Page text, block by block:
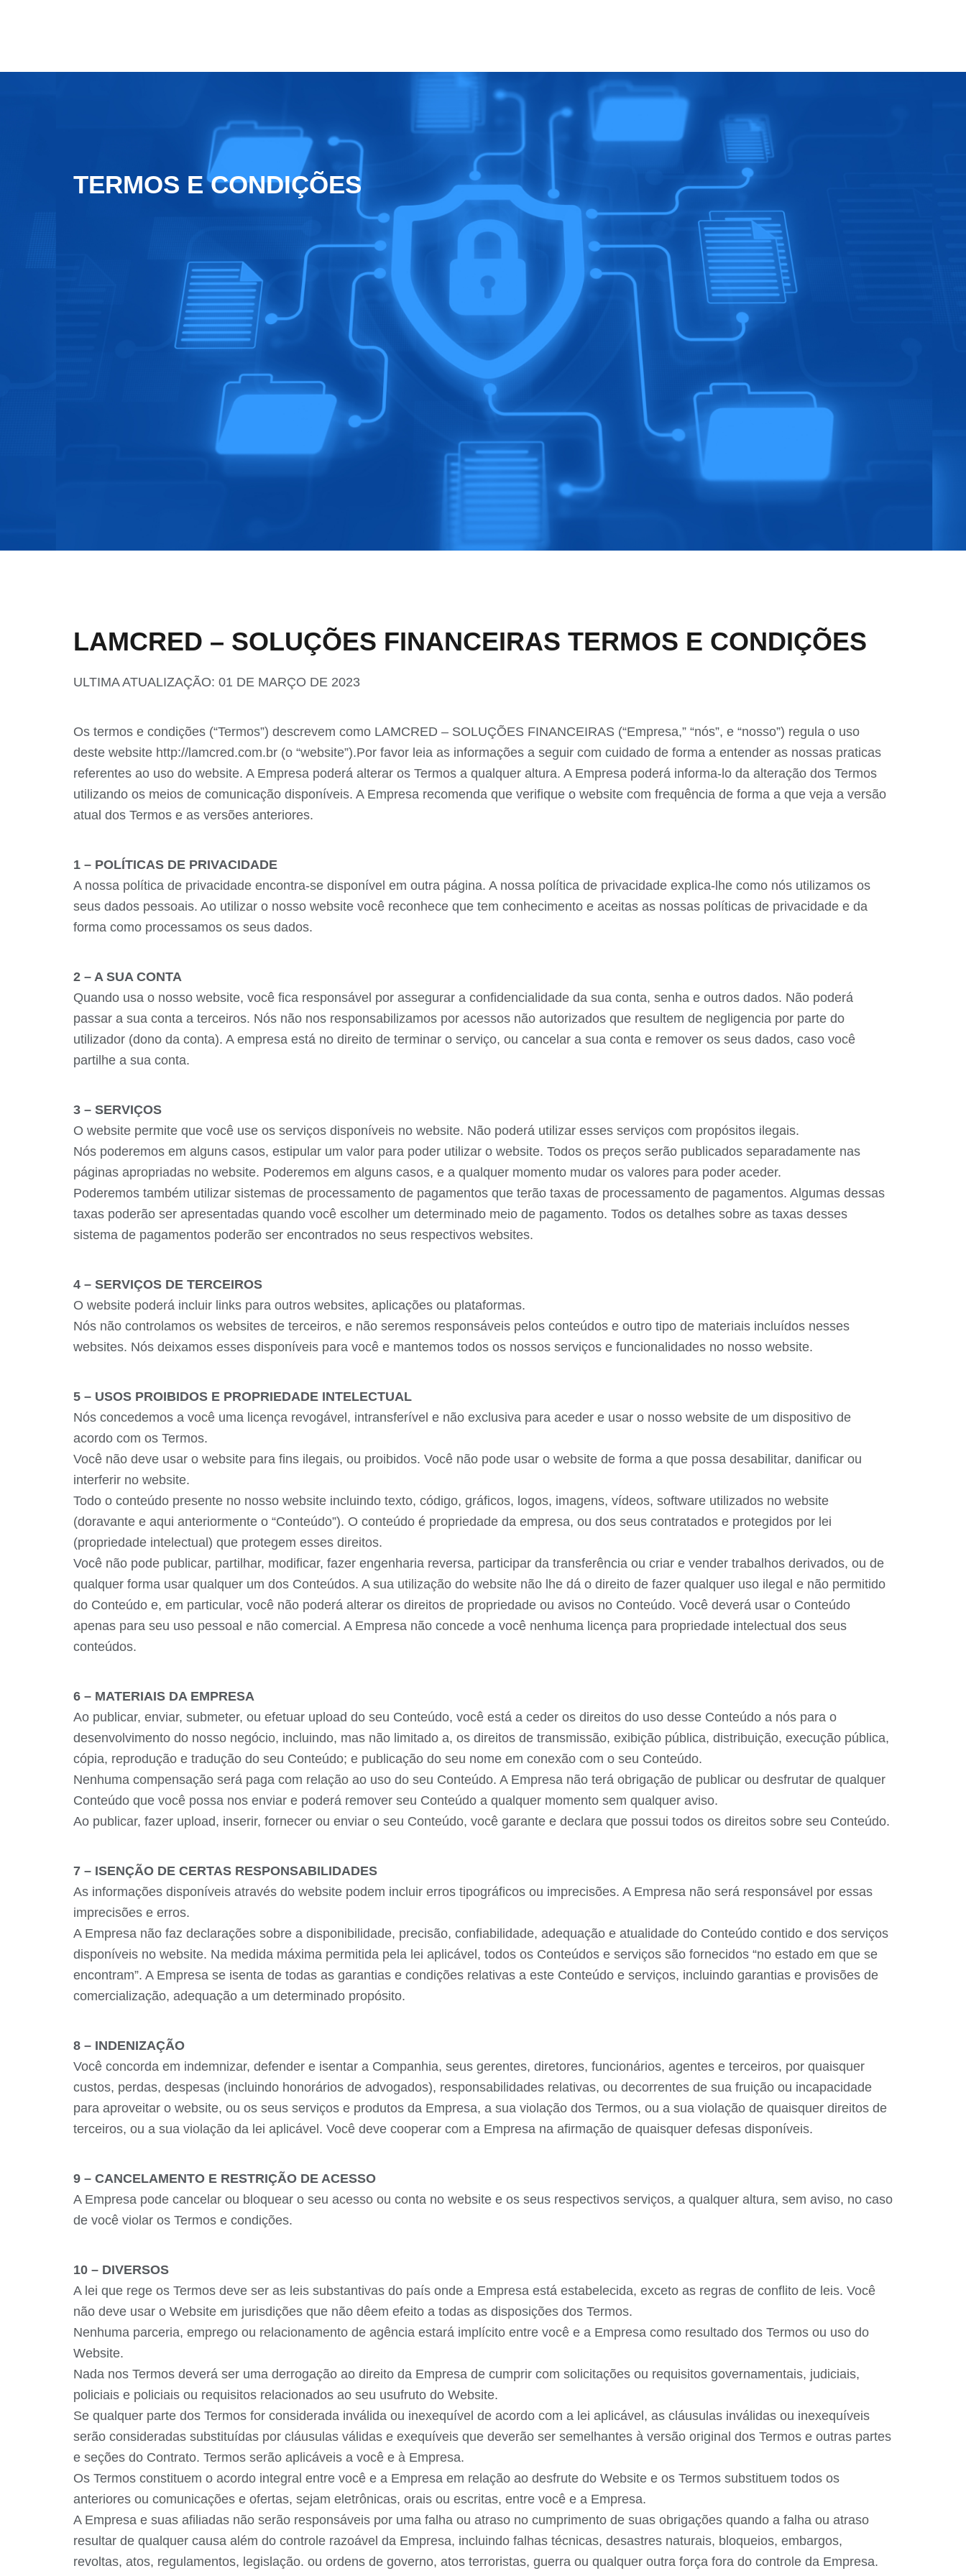
TERMOS E CONDIÇÕES
LAMCRED – SOLUÇÕES FINANCEIRAS TERMOS E CONDIÇÕES
ULTIMA ATUALIZAÇÃO: 01 DE MARÇO DE 2023
Os termos e condições (“Termos”) descrevem como LAMCRED – SOLUÇÕES FINANCEIRAS (“Empresa,” “nós”, e “nosso”) regula o uso
deste website http://lamcred.com.br (o “website”).Por favor leia as informações a seguir com cuidado de forma a entender as nossas praticas
referentes ao uso do website. A Empresa poderá alterar os Termos a qualquer altura. A Empresa poderá informa-lo da alteração dos Termos
utilizando os meios de comunicação disponíveis. A Empresa recomenda que verifique o website com frequência de forma a que veja a versão
atual dos Termos e as versões anteriores.
1 – POLÍTICAS DE PRIVACIDADE
A nossa política de privacidade encontra-se disponível em outra página. A nossa política de privacidade explica-lhe como nós utilizamos os
seus dados pessoais. Ao utilizar o nosso website você reconhece que tem conhecimento e aceitas as nossas políticas de privacidade e da
forma como processamos os seus dados.
2 – A SUA CONTA
Quando usa o nosso website, você fica responsável por assegurar a confidencialidade da sua conta, senha e outros dados. Não poderá
passar a sua conta a terceiros. Nós não nos responsabilizamos por acessos não autorizados que resultem de negligencia por parte do
utilizador (dono da conta). A empresa está no direito de terminar o serviço, ou cancelar a sua conta e remover os seus dados, caso você
partilhe a sua conta.
3 – SERVIÇOS
O website permite que você use os serviços disponíveis no website. Não poderá utilizar esses serviços com propósitos ilegais.
Nós poderemos em alguns casos, estipular um valor para poder utilizar o website. Todos os preços serão publicados separadamente nas
páginas apropriadas no website. Poderemos em alguns casos, e a qualquer momento mudar os valores para poder aceder.
Poderemos também utilizar sistemas de processamento de pagamentos que terão taxas de processamento de pagamentos. Algumas dessas
taxas poderão ser apresentadas quando você escolher um determinado meio de pagamento. Todos os detalhes sobre as taxas desses
sistema de pagamentos poderão ser encontrados no seus respectivos websites.
4 – SERVIÇOS DE TERCEIROS
O website poderá incluir links para outros websites, aplicações ou plataformas.
Nós não controlamos os websites de terceiros, e não seremos responsáveis pelos conteúdos e outro tipo de materiais incluídos nesses
websites. Nós deixamos esses disponíveis para você e mantemos todos os nossos serviços e funcionalidades no nosso website.
5 – USOS PROIBIDOS E PROPRIEDADE INTELECTUAL
Nós concedemos a você uma licença revogável, intransferível e não exclusiva para aceder e usar o nosso website de um dispositivo de
acordo com os Termos.
Você não deve usar o website para fins ilegais, ou proibidos. Você não pode usar o website de forma a que possa desabilitar, danificar ou
interferir no website.
Todo o conteúdo presente no nosso website incluindo texto, código, gráficos, logos, imagens, vídeos, software utilizados no website
(doravante e aqui anteriormente o “Conteúdo”). O conteúdo é propriedade da empresa, ou dos seus contratados e protegidos por lei
(propriedade intelectual) que protegem esses direitos.
Você não pode publicar, partilhar, modificar, fazer engenharia reversa, participar da transferência ou criar e vender trabalhos derivados, ou de
qualquer forma usar qualquer um dos Conteúdos. A sua utilização do website não lhe dá o direito de fazer qualquer uso ilegal e não permitido
do Conteúdo e, em particular, você não poderá alterar os direitos de propriedade ou avisos no Conteúdo. Você deverá usar o Conteúdo
apenas para seu uso pessoal e não comercial. A Empresa não concede a você nenhuma licença para propriedade intelectual dos seus
conteúdos.
6 – MATERIAIS DA EMPRESA
Ao publicar, enviar, submeter, ou efetuar upload do seu Conteúdo, você está a ceder os direitos do uso desse Conteúdo a nós para o
desenvolvimento do nosso negócio, incluindo, mas não limitado a, os direitos de transmissão, exibição pública, distribuição, execução pública,
cópia, reprodução e tradução do seu Conteúdo; e publicação do seu nome em conexão com o seu Conteúdo.
Nenhuma compensação será paga com relação ao uso do seu Conteúdo. A Empresa não terá obrigação de publicar ou desfrutar de qualquer
Conteúdo que você possa nos enviar e poderá remover seu Conteúdo a qualquer momento sem qualquer aviso.
Ao publicar, fazer upload, inserir, fornecer ou enviar o seu Conteúdo, você garante e declara que possui todos os direitos sobre seu Conteúdo.
7 – ISENÇÃO DE CERTAS RESPONSABILIDADES
As informações disponíveis através do website podem incluir erros tipográficos ou imprecisões. A Empresa não será responsável por essas
imprecisões e erros.
A Empresa não faz declarações sobre a disponibilidade, precisão, confiabilidade, adequação e atualidade do Conteúdo contido e dos serviços
disponíveis no website. Na medida máxima permitida pela lei aplicável, todos os Conteúdos e serviços são fornecidos “no estado em que se
encontram”. A Empresa se isenta de todas as garantias e condições relativas a este Conteúdo e serviços, incluindo garantias e provisões de
comercialização, adequação a um determinado propósito.
8 – INDENIZAÇÃO
Você concorda em indemnizar, defender e isentar a Companhia, seus gerentes, diretores, funcionários, agentes e terceiros, por quaisquer
custos, perdas, despesas (incluindo honorários de advogados), responsabilidades relativas, ou decorrentes de sua fruição ou incapacidade
para aproveitar o website, ou os seus serviços e produtos da Empresa, a sua violação dos Termos, ou a sua violação de quaisquer direitos de
terceiros, ou a sua violação da lei aplicável. Você deve cooperar com a Empresa na afirmação de quaisquer defesas disponíveis.
9 – CANCELAMENTO E RESTRIÇÃO DE ACESSO
A Empresa pode cancelar ou bloquear o seu acesso ou conta no website e os seus respectivos serviços, a qualquer altura, sem aviso, no caso
de você violar os Termos e condições.
10 – DIVERSOS
A lei que rege os Termos deve ser as leis substantivas do país onde a Empresa está estabelecida, exceto as regras de conflito de leis. Você
não deve usar o Website em jurisdições que não dêem efeito a todas as disposições dos Termos.
Nenhuma parceria, emprego ou relacionamento de agência estará implícito entre você e a Empresa como resultado dos Termos ou uso do
Website.
Nada nos Termos deverá ser uma derrogação ao direito da Empresa de cumprir com solicitações ou requisitos governamentais, judiciais,
policiais e policiais ou requisitos relacionados ao seu usufruto do Website.
Se qualquer parte dos Termos for considerada inválida ou inexequível de acordo com a lei aplicável, as cláusulas inválidas ou inexequíveis
serão consideradas substituídas por cláusulas válidas e exequíveis que deverão ser semelhantes à versão original dos Termos e outras partes
e seções do Contrato. Termos serão aplicáveis a você e à Empresa.
Os Termos constituem o acordo integral entre você e a Empresa em relação ao desfrute do Website e os Termos substituem todos os
anteriores ou comunicações e ofertas, sejam eletrônicas, orais ou escritas, entre você e a Empresa.
A Empresa e suas afiliadas não serão responsáveis por uma falha ou atraso no cumprimento de suas obrigações quando a falha ou atraso
resultar de qualquer causa além do controle razoável da Empresa, incluindo falhas técnicas, desastres naturais, bloqueios, embargos,
revoltas, atos, regulamentos, legislação. ou ordens de governo, atos terroristas, guerra ou qualquer outra força fora do controle da Empresa.